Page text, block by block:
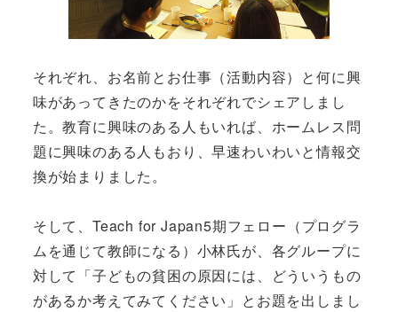
それぞれ、お名前とお仕事（活動内容）と何に興
味があってきたのかをそれぞれでシェアしまし
た。教育に興味のある人もいれば、ホームレス問
題に興味のある人もおり、早速わいわいと情報交
換が始まりました。
そして、Teach for Japan5期フェロー（プログラ
ムを通じて教師になる）小林氏が、各グループに
対して「子どもの貧困の原因には、どういうもの
があるか考えてみてください」とお題を出しまし